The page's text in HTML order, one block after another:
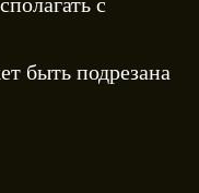
быть подрезана